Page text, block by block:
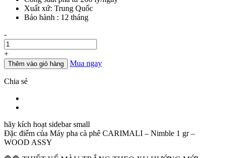
Xuất xứ: Trung Quốc
Bảo hành : 12 tháng
Số
lượng
-
+
Thêm vào giỏ hàng Mua ngay
Chia sẻ
hãy kích hoạt sidebar small
Đặc điểm của Máy pha cà phê CARIMALI – Nimble 1 gr –
WOOD ASSY